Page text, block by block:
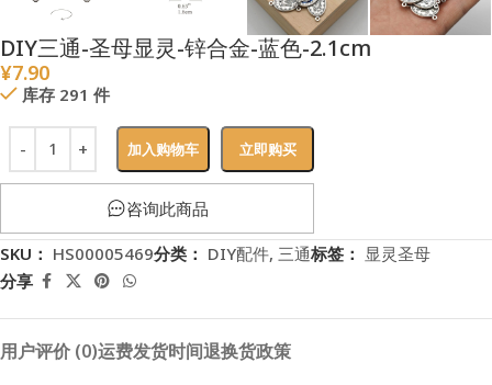
DIY三通-圣母显灵-锌合金-蓝色-2.1cm
¥7.90
库存 291 件
加入购物车 立即购买
咨询此商品
SKU： HS00005469分类： DIY配件, 三通标签： 显灵圣母
分享
用户评价 (0)运费发货时间退换货政策